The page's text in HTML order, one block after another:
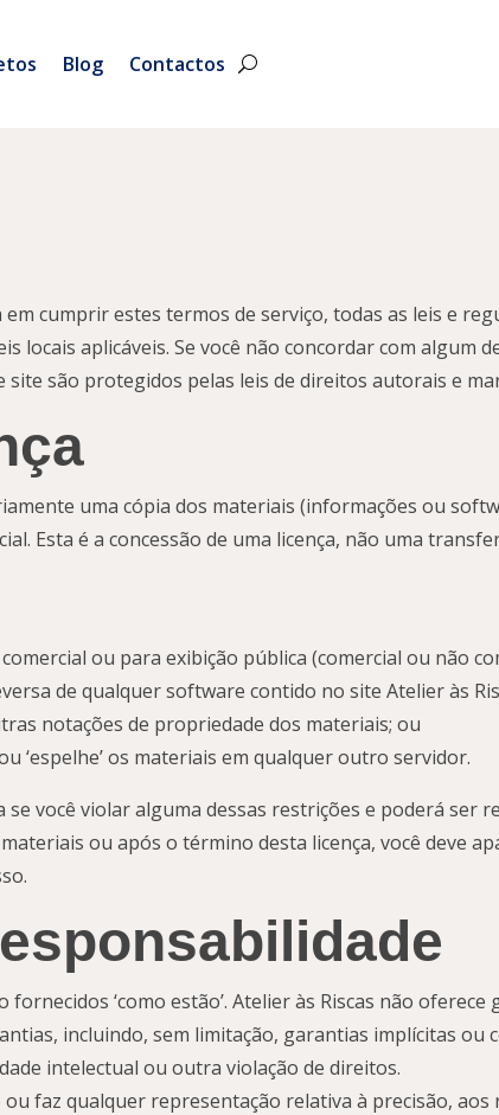
Blog Contactos
em cumprir estes termos de serviço, todas as leis e
locais aplicáveis. Se você não concordar com algum
são protegidos pelas leis de direitos autorais e
uma cópia dos materiais (informações ou
Esta é a concessão de uma licença, não uma
ou para exibição pública (comercial ou não
de qualquer software contido no site Atelier às
notações de propriedade dos materiais; ou
‘espelhe’ os materiais em qualquer outro servidor.
você violar alguma dessas restrições e poderá ser
ou após o término desta licença, você deve
fornecidos ‘como estão’. Atelier às Riscas não
incluindo, sem limitação, garantias implícitas ou
intelectual ou outra violação de direitos.
faz qualquer representação relativa à precisão,